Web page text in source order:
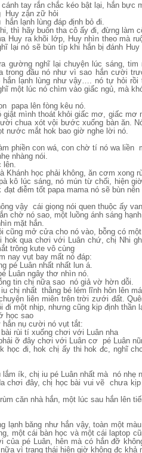
tay rắn chắc kéo bật lại, hắn bực
Huy zận zữ hỏi
lạnh lùng đáp định bỏ đi.
thì hãy buôn tha cô ấy đi, đừng làm
Huy ra khõi lớp, Huy nhìn theo mà
lại nó sẽ bùn típ khi hắn bị đánh
gường nghĩ lại chuyện lúc sáng,
trong đầu nó như vì sao hắn cười
lạnh lùng như vậy…. nó tự hỏi
một lúc nó chìm vào giấc ngủ, mà
papa lên fòng kêu nó.
giật mình thoát khỏi giấc mơ, giấc
chua xót vội bước xuống bàn ăn.
nước mắt hok bao giờ nghe lời nó.
phiền con wá, con chờ tí nó wa liền
nhàng nói.
lên.
Khánh học phải không, ăn cơm xong
kô lúc sáng, nó mún từ chối, hiện
điễm tốt papa mama nó sẽ bùn
vậy cái giọng nói quen thuộc ấy
chờ nó sao, một luồng ánh sáng
mặt hắn.
cũng mở cửa cho nó vào, bỗng có
hok qua chơi với Luân chứ, chị Nhi
trông kute vô cùng
nay vụt bay mất nó đáp:
pé Luân nhất nhất lun á.
Luân ngây thơ nhìn nó.
tin chị nữa sao nó giả vờ hờn dỗi.
chị nhất thằng bé lém lĩnh hôn lên
liên miên trên trời zưới đất.
đi một nhịp, nhưng cũng kịp định thần
học sao
hắn nụ cười nó vụt tắt:
rùi tí xuống chơi với Luân nha
ỡ đây chơi với Luân cơ pé Luân
học đi, hok chị ấy thi hok đc, nghĩ
ík, chị iu pé Luân nhất mà nó nhẹ
chơi đây, chị học bài vui vẽ chưa
căn nhà hắn, một lúc sau hắn lên
lạnh băng như hắn vậy, toàn một
một cái bàn học và một cái laptop
của pé Luân, hên mà có hắn đỡ
vì trạng thái hiện giờ không đc khả